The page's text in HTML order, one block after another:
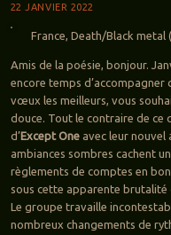
22 JANVIER 2022
France, Death/Black metal (
Amis de la poésie, bonjour.
encore temps d’accompagner
vœux les meilleurs, vous
douce. Tout le contraire de ce
d’Except Oneavec leur nouvel
ambiances sombres cachent
règlements de comptes en
sous cette apparente brutalité
Le groupe travaille
nombreux changements de